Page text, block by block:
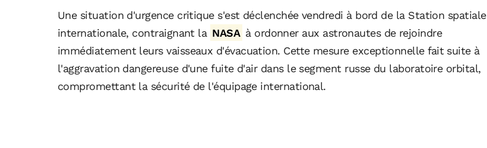
Une situation d'urgence critique s'est déclenchée vendredi à bord de la Station spatiale
internationale, contraignant la NASA à ordonner aux astronautes de rejoindre
immédiatement leurs vaisseaux d'évacuation. Cette mesure exceptionnelle fait suite à
l'aggravation dangereuse d'une fuite d'air dans le segment russe du laboratoire orbital,
compromettant la sécurité de l'équipage international.